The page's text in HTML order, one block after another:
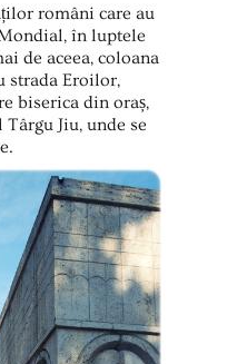
români care au
în luptele
de aceea, coloana
strada Eroilor,
biserica din oraș,
Jiu, unde se